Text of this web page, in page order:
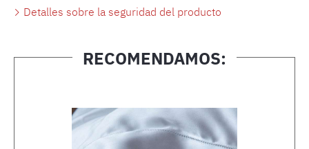
Detalles sobre la seguridad del producto
RECOMENDAMOS: